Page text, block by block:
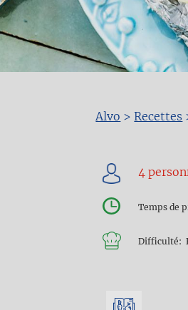
Fil
d'Ariane
Alvo > Recettes
Temps de
Difficulté